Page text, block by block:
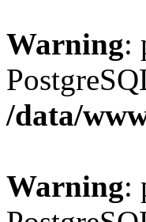
Warning:
/data/
Warning: